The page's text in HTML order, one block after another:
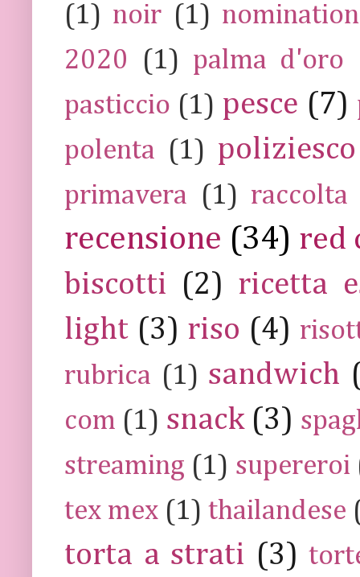
(1) noir (1)
2020
(1) palma d'oro
pasticcio (1) pesce (7)
polenta (1) poliziesco
primavera (1) raccolta
recensione (34) red
biscotti (2) ricetta
light (3) riso (4)
rubrica (1) sandwich
com (1) snack (3)
streaming (1) supereroi
tex mex (1) thailandese
torta a strati (3)